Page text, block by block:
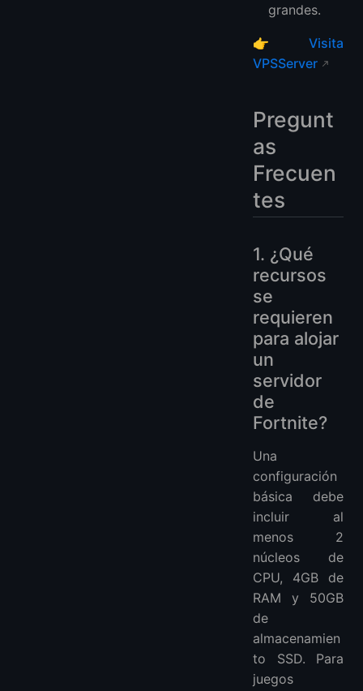
grandes.
👉 Visita
VPSServer
Pregunt
as
Frecuen
tes
1. ¿Qué
recursos
se
requieren
para alojar
un
servidor
de
Fortnite?
Una
configuración
básica debe
incluir al
menos 2
núcleos de
CPU, 4GB de
RAM y 50GB
de
almacenamien
to SSD. Para
juegos